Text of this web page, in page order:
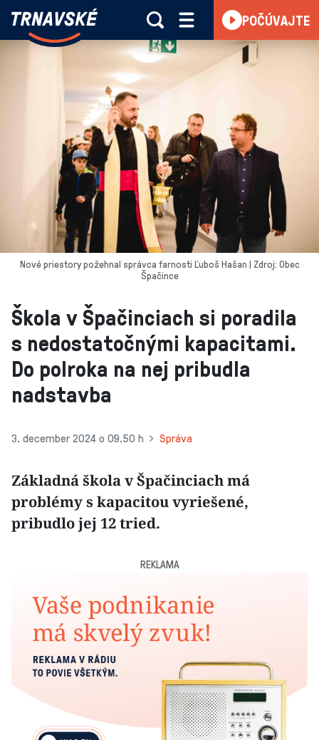
Skočiť na obsah
Trnavské
Vieme,
čo
sa
deje
v
kraji
POČÚVAJTE
Škola v Špačinciach si poradila
s nedostatočnými kapacitami.
Do polroka na nej pribudla
nadstavba
3. december 2024 o 09.50 h Správa
Základná škola v Špačinciach má
problémy s kapacitou vyriešené,
pribudlo jej 12 tried.
Nové priestory požehnal správca farnosti Ľuboš Hašan | Zdroj: Obec
Špačince
REKLAMA